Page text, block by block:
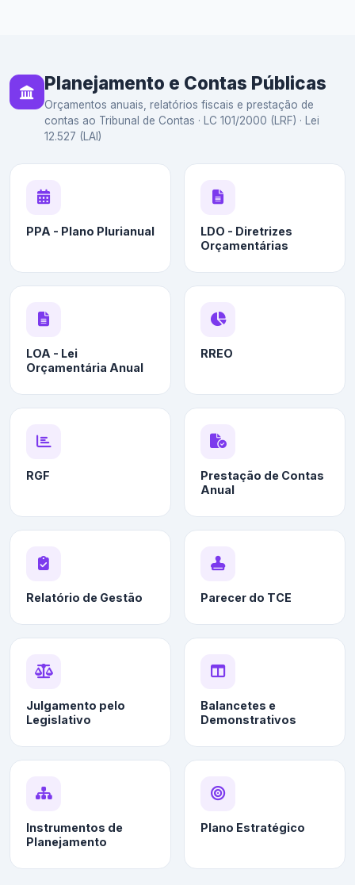
Planejamento e Contas Públicas
Orçamentos anuais, relatórios fiscais e prestação de
contas ao Tribunal de Contas · LC 101/2000 (LRF) · Lei
12.527 (LAI)
PPA - Plano Plurianual
LDO - Diretrizes
Orçamentárias
LOA - Lei
Orçamentária Anual
RREO
RGF
Prestação de Contas
Anual
Relatório de Gestão Parecer do TCE
Julgamento pelo
Legislativo
Balancetes e
Demonstrativos
Instrumentos de
Planejamento
Plano Estratégico